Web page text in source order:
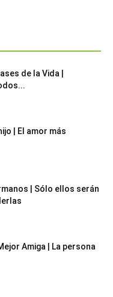
de la Vida |
| El amor más
| Sólo ellos serán
Amiga | La persona